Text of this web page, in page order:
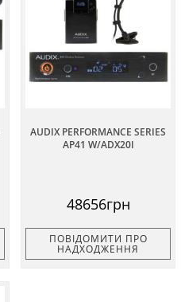
AUDIX PERFORMANCE SERIES
AP41 W/ADX20I
48656грн
ПОВІДОМИТИ ПРО
НАДХОДЖЕННЯ